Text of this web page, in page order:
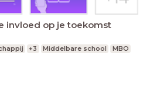
invloed op je toekomst
+3 Middelbare school
MBO